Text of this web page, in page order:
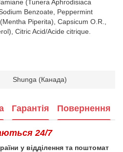
(Tunera Aphrodisiaca
Benzoate, Peppermint
Piperita), Capsicum O.R.,
Citric Acid/Acide citrique.
Shunga (Канада)
Гарантія Повернення
24/7
у відділення та поштомат